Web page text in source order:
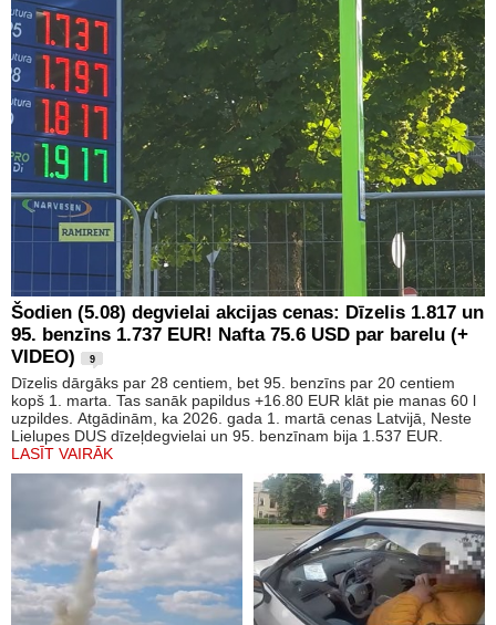
Šodien (5.08) degvielai akcijas cenas: Dīzelis 1.817 un
95. benzīns 1.737 EUR! Nafta 75.6 USD par barelu (+
VIDEO)
9
Dīzelis dārgāks par 28 centiem, bet 95. benzīns par 20 centiem
kopš 1. marta. Tas sanāk papildus +16.80 EUR klāt pie manas 60 l
uzpildes. Atgādinām, ka 2026. gada 1. martā cenas Latvijā, Neste
Lielupes DUS dīzeļdegvielai un 95. benzīnam bija 1.537 EUR.
LASĪT VAIRĀK